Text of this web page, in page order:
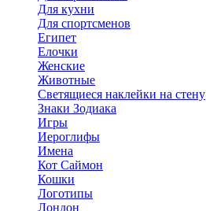
Для кухни
Для спортсменов
Египет
Елочки
Женские
Животные
Светящиеся наклейки на стену
Знаки Зодиака
Игры
Иероглифы
Имена
Кот Саймон
Кошки
Логотипы
Лондон